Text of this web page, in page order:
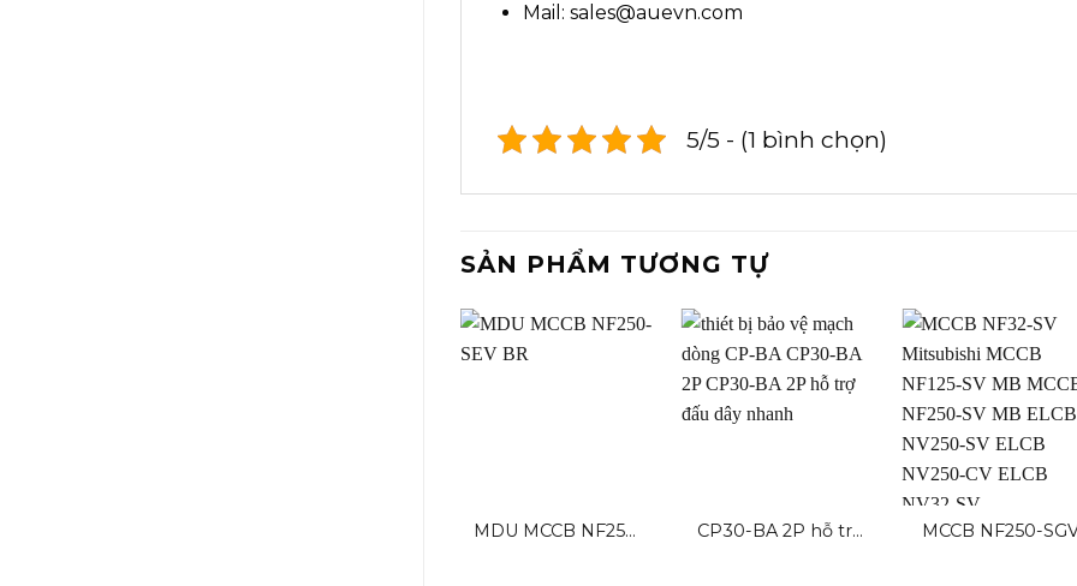
Mail: sales@auevn.com
5/5 - (1 bình chọn)
SẢN PHẨM TƯƠNG TỰ
MDU MCCB NF250-
CP30-BA 2P hỗ trợ
MCCB NF250-